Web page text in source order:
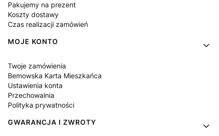
Pakujemy na prezent
Koszty dostawy
Czas realizacji zamówień
MOJE KONTO
Twoje zamówienia
Bemowska Karta Mieszkańca
Ustawienia konta
Przechowalnia
Polityka prywatności
GWARANCJA I ZWROTY